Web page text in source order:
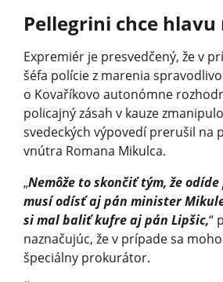
Pellegrini chce
Expremiér je presvedčený, že v
šéfa polície z marenia
o Kovaříkovo autonómne
policajný zásah v kauze
svedeckých výpovedí prerušil na
vnútra Romana Mikulca.
„Nemôže to skončiť tým, že
musí odísť aj pán minister
si mal baliť kufre aj pán Lipšic,“
naznačujúc, že v prípade sa
špeciálny prokurátor.